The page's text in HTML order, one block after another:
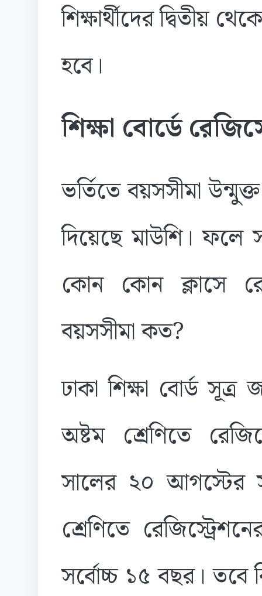
শিক্ষার্থীদের দ্বিতীয়
হবে।
শিক্ষা বোর্ডে
ভর্তিতে বয়সসীমা
দিয়েছে মাউশি। ফলে
কোন কোন ক্লাসে
বয়সসীমা কত?
ঢাকা শিক্ষা বোর্ড সূত্র
অষ্টম শ্রেণিতে
সালের ২০ আগস্টের
শ্রেণিতে
সর্বোচ্চ ১৫ বছর। তবে